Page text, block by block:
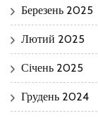
Березень 2025
Лютий 2025
Січень 2025
Грудень 2024